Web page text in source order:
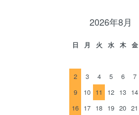
2026年8月
日 月 火 水 木 金
2
3 4 5 6 7
9
10 11 12 13 14
16 17 18 19 20 21